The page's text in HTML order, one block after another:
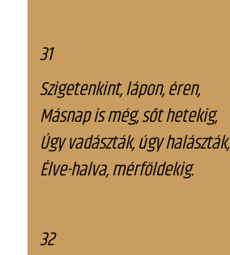
31
Szigetenkint, lápon, éren,
Másnap is még, sőt hetekig,
Úgy vadászták, úgy halászták,
Élve-halva, mérföldekig.
32